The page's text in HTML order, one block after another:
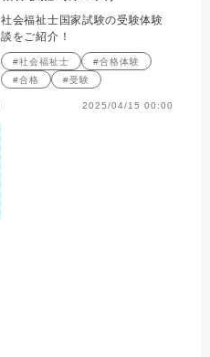
社会福祉士国家試験の受験体験
談をご紹介！
#社会福祉士
#合格体験
#合格
#受験
2025/04/15 00:00